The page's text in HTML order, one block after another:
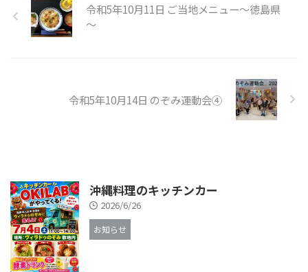
令和5年10月11日 ご当地メニュー～徳島県
～
令和5年10月14日 のぞみ運動会④
沖縄料理のキッチンカー
2026/6/26
お知らせ